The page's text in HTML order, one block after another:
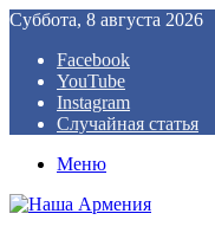
Суббота, 8 августа 2026
Facebook
YouTube
Instagram
Случайная статья
Меню